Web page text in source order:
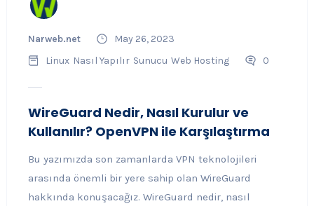
Narweb.net
May 26, 2023
Linux Nasıl Yapılır Sunucu Web Hosting 0
WireGuard Nedir, Nasıl Kurulur ve
Kullanılır? OpenVPN ile Karşılaştırma
Bu yazımızda son zamanlarda VPN teknolojileri
arasında önemli bir yere sahip olan WireGuard
hakkında konuşacağız. WireGuard nedir, nasıl